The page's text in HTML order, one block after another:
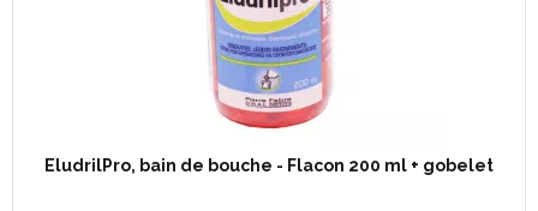
EludrilPro, bain de bouche - Flacon 200 ml + gobelet